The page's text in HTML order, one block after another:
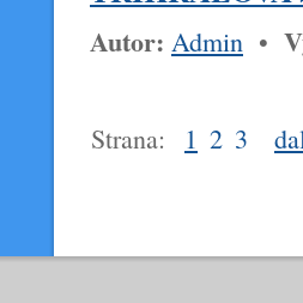
Autor: Admin •
Strana: 1 2 3